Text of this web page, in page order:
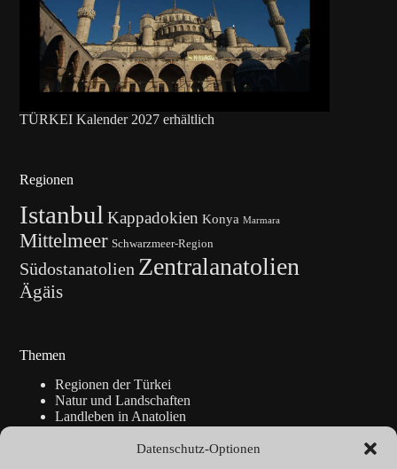
Datenschutz-Optionen
TÜRKEI Kalender 2027 erhältlich
Regionen
Istanbul Kappadokien Konya Marmara
Mittelmeer Schwarzmeer-Region
Südostanatolien Zentralanatolien
Ägäis
Themen
Regionen der Türkei
Natur und Landschaften
Landleben in Anatolien